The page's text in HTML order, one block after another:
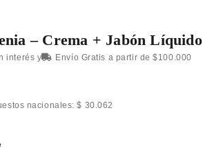
– Crema + Jabón Líquido
interés y Envío Gratis a partir de $100.000
nacionales:$ 30.062